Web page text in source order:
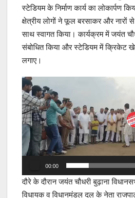
स्टेडियम के निर्माण कार्य का लोकार्पण
क्षेत्रीय लोगों ने फूल बरसाकर और नारों
साथ स्वागत किया। कार्यक्रम में जयंत
संबोधित किया और स्टेडियम में क्रिकेट
लगाए।
Video
Player
00:00
दौरे के दौरान जयंत चौधरी बुढ़ाना
विधायक व विधानमंडल दल के नेता